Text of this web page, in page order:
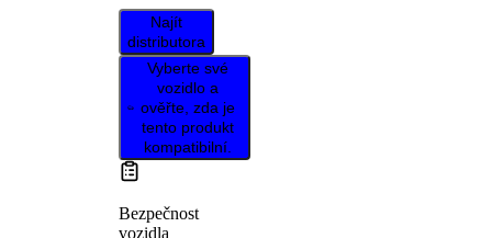
Najít
distributora
Vyberte své
vozidlo a
ověřte, zda je
tento produkt
kompatibilní.
Bezpečnost
vozidla